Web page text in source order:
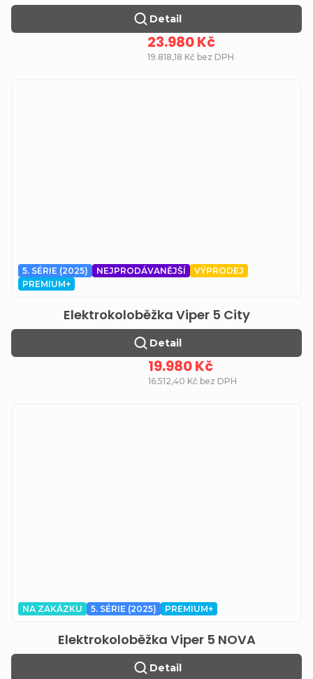
19.818,18 Kč bez DPH
23.980 Kč
Detail
5. SÉRIE (2025) NEJPRODÁVANĚJŠÍ
VÝPRODEJ
PREMIUM+
Elektrokoloběžka Viper 5 City
16.512,40 Kč bez DPH
19.980 Kč
Detail
NA ZAKÁZKU 5. SÉRIE (2025) PREMIUM+
Elektrokoloběžka Viper 5 NOVA
Detail